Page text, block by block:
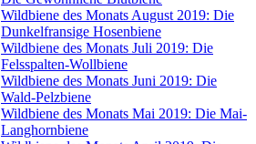
Wildbiene des Monats August 2019: Die
Dunkelfransige Hosenbiene
Wildbiene des Monats Juli 2019: Die
Felsspalten-Wollbiene
Wildbiene des Monats Juni 2019: Die
Wald-Pelzbiene
Wildbiene des Monats Mai 2019: Die Mai-
Langhornbiene